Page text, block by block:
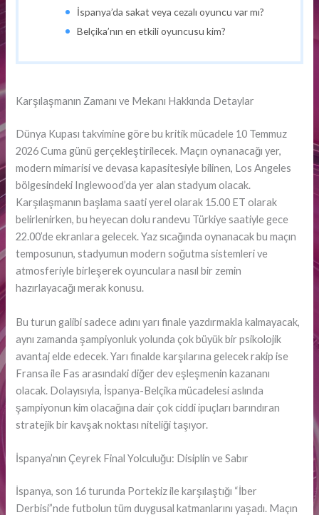
İspanya’da sakat veya cezalı oyuncu var mı?
Belçika’nın en etkili oyuncusu kim?
Karşılaşmanın Zamanı ve Mekanı Hakkında Detaylar
Dünya Kupası takvimine göre bu kritik mücadele 10 Temmuz
2026 Cuma günü gerçekleştirilecek. Maçın oynanacağı yer,
modern mimarisi ve devasa kapasitesiyle bilinen, Los Angeles
bölgesindeki Inglewood’da yer alan stadyum olacak.
Karşılaşmanın başlama saati yerel olarak 15.00 ET olarak
belirlenirken, bu heyecan dolu randevu Türkiye saatiyle gece
22.00’de ekranlara gelecek. Yaz sıcağında oynanacak bu maçın
temposunun, stadyumun modern soğutma sistemleri ve
atmosferiyle birleşerek oyunculara nasıl bir zemin
hazırlayacağı merak konusu.
Bu turun galibi sadece adını yarı finale yazdırmakla kalmayacak,
aynı zamanda şampiyonluk yolunda çok büyük bir psikolojik
avantaj elde edecek. Yarı finalde karşılarına gelecek rakip ise
Fransa ile Fas arasındaki diğer dev eşleşmenin kazananı
olacak. Dolayısıyla, İspanya-Belçika mücadelesi aslında
şampiyonun kim olacağına dair çok ciddi ipuçları barındıran
stratejik bir kavşak noktası niteliği taşıyor.
İspanya’nın Çeyrek Final Yolculuğu: Disiplin ve Sabır
İspanya, son 16 turunda Portekiz ile karşılaştığı “İber
Derbisi”nde futbolun tüm duygusal katmanlarını yaşadı. Maçın